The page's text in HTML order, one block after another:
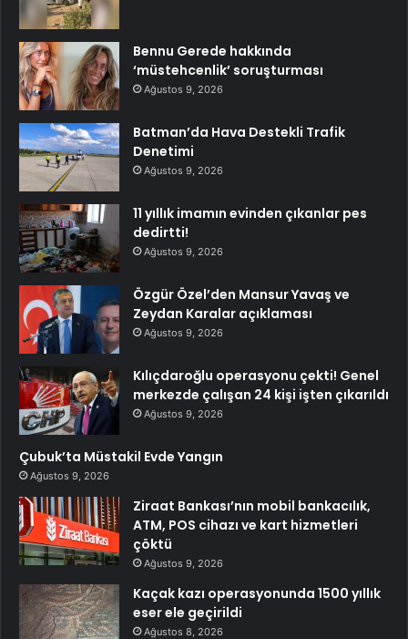
Bennu Gerede hakkında
‘müstehcenlik’ soruşturması
Ağustos 9, 2026
Batman’da Hava Destekli Trafik
Denetimi
Ağustos 9, 2026
11 yıllık imamın evinden çıkanlar pes
dedirtti!
Ağustos 9, 2026
Özgür Özel’den Mansur Yavaş ve
Zeydan Karalar açıklaması
Ağustos 9, 2026
Kılıçdaroğlu operasyonu çekti! Genel
merkezde çalışan 24 kişi işten çıkarıldı
Ağustos 9, 2026
Çubuk’ta Müstakil Evde Yangın
Ağustos 9, 2026
Ziraat Bankası’nın mobil bankacılık,
ATM, POS cihazı ve kart hizmetleri
çöktü
Ağustos 9, 2026
Kaçak kazı operasyonunda 1500 yıllık
eser ele geçirildi
Ağustos 8, 2026